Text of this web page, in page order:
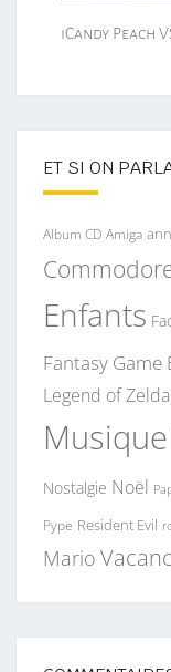
iCandy Peach
ET SI ON
Album CD Amiga
Enfants
Fantasy Game
Legend of Zelda
Musique
Nostalgie Noël
Pype Resident Evil
Mario